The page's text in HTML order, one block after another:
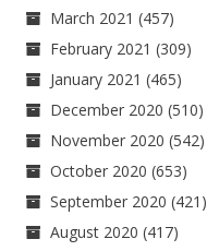
March 2021 (457)
February 2021 (309)
January 2021 (465)
December 2020 (510)
November 2020 (542)
October 2020 (653)
September 2020 (421)
August 2020 (417)